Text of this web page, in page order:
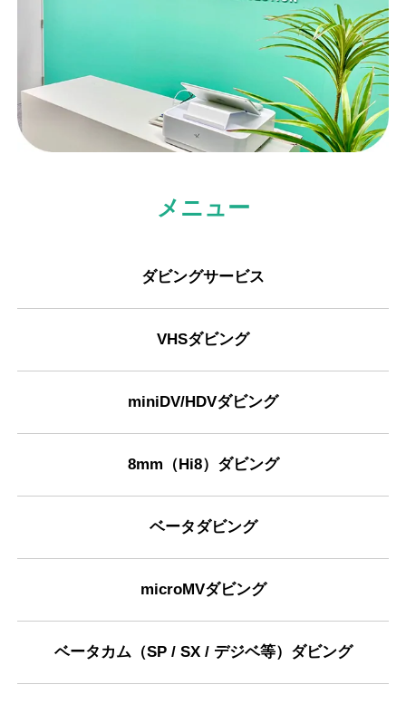
メニュー
ダビングサービス
VHSダビング
miniDV/HDVダビング
8mm（Hi8）ダビング
ベータダビング
microMVダビング
ベータカム（SP / SX / デジベ等）ダビング